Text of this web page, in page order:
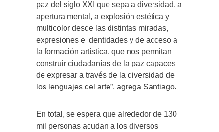
paz del siglo XXI que sepa a diversidad, a
apertura mental, a explosión estética y
multicolor desde las distintas miradas,
expresiones e identidades y de acceso a
la formación artística, que nos permitan
construir ciudadanías de la paz capaces
de expresar a través de la diversidad de
los lenguajes del arte”, agrega Santiago.
En total, se espera que alrededor de 130
mil personas acudan a los diversos